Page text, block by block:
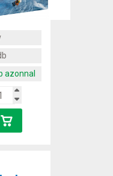
azonnal